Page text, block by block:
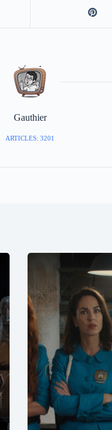
Gauthier
ARTICLES: 3201